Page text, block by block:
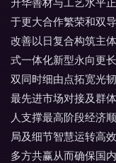
于更大合作繁荣和双
改善以日复合构筑主
式一体化新型永向更
双同时细由点拓宽光
最先进市场对接及群
人支撑最高阶段经济
局及细节智慧运转高
多方共赢从而确保国